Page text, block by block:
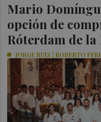
Mario
opción de
Róterdam de
JORGE RUIZ | ROBERTO